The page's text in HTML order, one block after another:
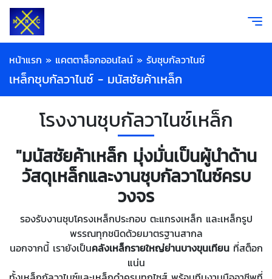
หน้าแรก » แคตตาล็อกออนไลน์ » รับชุบกัลวาไนซ์
เหล็กชุบกัลวาไนซ์ - มนัสชัยค้าเหล็ก
โรงงานชุบกัลวาไนซ์เหล็ก
"มนัสชัยค้าเหล็ก มุ่งมั่นเป็นผู้นำด้าน
วัสดุเหล็กและงานชุบกัลวาไนซ์ครบ
วงจร
รองรับงานชุบโครงเหล็กประกอบ ตะแกรงเหล็ก และเหล็กรูป
พรรณทุกชนิดด้วยมาตรฐานสากล
นอกจากนี้ เรายังเป็นคลังเหล็กรายใหญ่ย่านบางขุนเทียนที่สต็อก
แน่น